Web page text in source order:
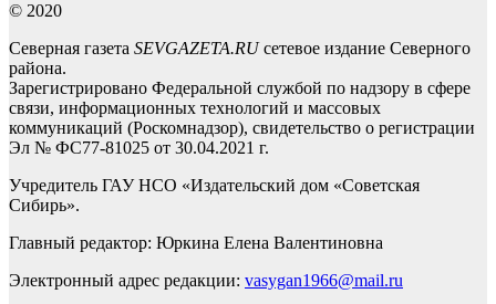
© 2020
Северная газета SEVGAZETA.RUсетевое издание Северного
района.
Зарегистрировано Федеральной службой по надзору в сфере
связи, информационных технологий и массовых
коммуникаций (Роскомнадзор), свидетельство о регистрации
Эл № ФС77-81025 от 30.04.2021 г.
Учредитель ГАУ НСО «Издательский дом «Советская
Сибирь».
Главный редактор: Юркина Елена Валентиновна
Электронный адрес редакции: vasygan1966@mail.ru